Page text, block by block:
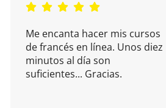
Me encanta hacer mis cursos
de francés en línea. Unos diez
minutos al día son
suficientes... Gracias.